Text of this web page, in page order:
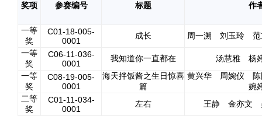
奖项 参赛编号 标题 作
一等
奖
C01-18-005-
0001
成长
周一溯 刘玉玲
一等
奖
C06-11-036-
0001
我知道你一直都在
汤慧雅 杨
一等
奖
C08-19-005-
0001
海天拌饭酱之生日惊喜
篇
黄兴华 周婉仪
婉
二等
奖
C01-11-034-
0001
左右
王静 金亦文